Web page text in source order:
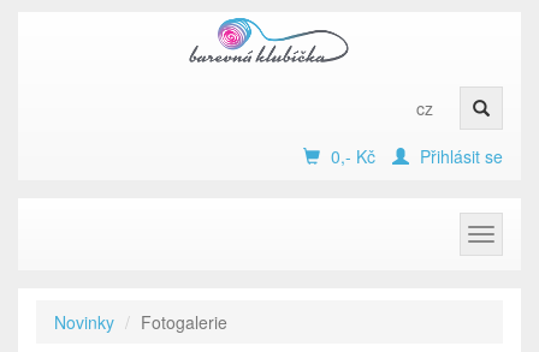
cz
0,- Kč Přihlásit se
Toggle
Novinky Fotogalerie